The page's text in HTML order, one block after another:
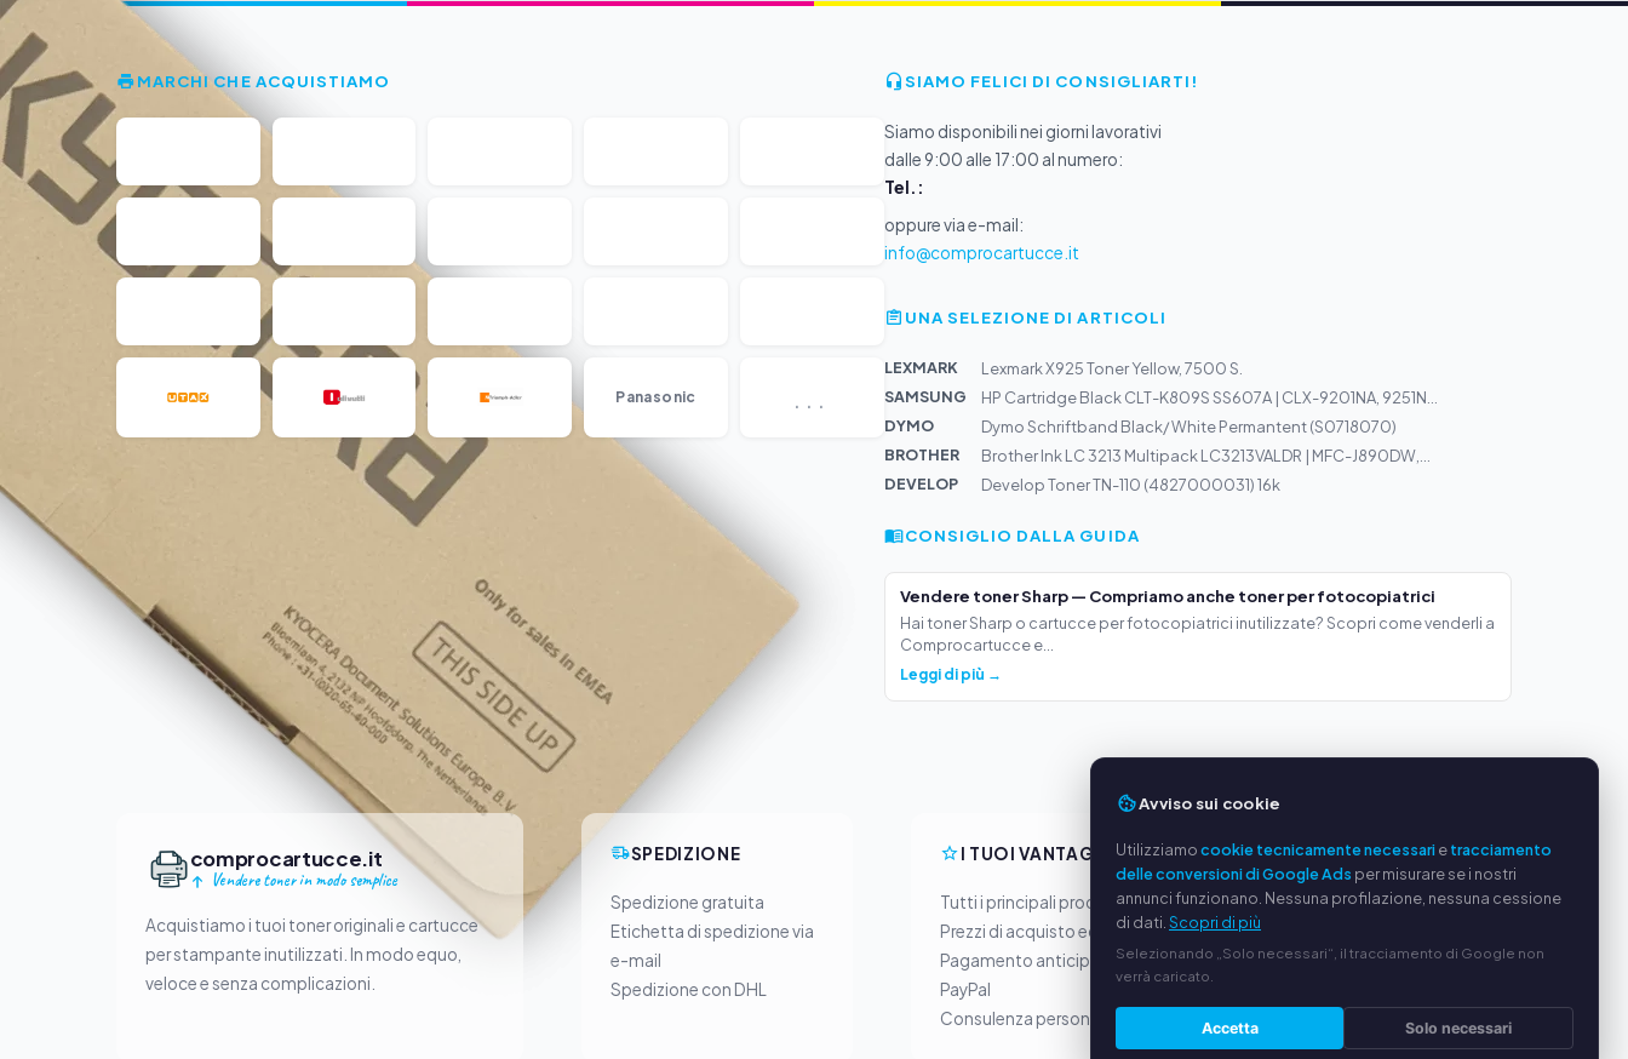
MARCHI CHE ACQUISTIAMO
Panasonic ...
SIAMO FELICI DI CONSIGLIARTI!
Siamo disponibili nei giorni lavorativi
dalle 9:00 alle 17:00 al numero:
Tel.:
oppure via e-mail:
info@comprocartucce.it
UNA SELEZIONE DI ARTICOLI
LEXMARK
Lexmark X925 Toner Yellow, 7500 S.
SAMSUNG
HP Cartridge Black CLT-K809S SS607A | CLX-9201NA, 9251N...
DYMO
Dymo Schriftband Black/ White Permantent (S0718070)
BROTHER
Brother Ink LC 3213 Multipack LC3213VALDR | MFC-J890DW,...
DEVELOP
Develop Toner TN-110 (4827000031) 16k
CONSIGLIO DALLA GUIDA
Vendere toner Sharp — Compriamo anche toner per fotocopiatrici
Hai toner Sharp o cartucce per fotocopiatrici inutilizzate? Scopri come venderli a
Comprocartucce e...
Leggi di più →
comprocartucce.it
Vendere toner in modo semplice
Acquistiamo i tuoi toner originali e cartucce
per stampante inutilizzati. In modo equo,
veloce e senza complicazioni.
SPEDIZIONE
Spedizione gratuita
Etichetta di spedizione via
e-mail
Spedizione con DHL
I TUOI VANTAGGI
Tutti i principali produttori
Prezzi di acquisto equi
Pagamento anticipato via
PayPal
Consulenza personalizzata
SERVIZIO
Chi siamo
Note legali
Avviso sui cookie
Utilizziamocookie tecnicamente necessarietracciamento
delle conversioni di Google Ads per misurare se i nostri
annunci funzionano. Nessuna profilazione, nessuna cessione
di dati. Scopri di più
Selezionando „Solo necessari“, il tracciamento di Google non
verrà caricato.
Accetta Solo necessari